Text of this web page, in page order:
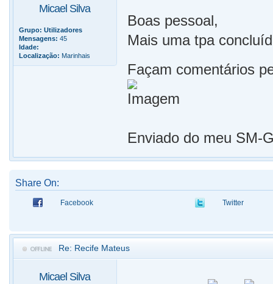
Micael Silva
Grupo: Utilizadores
Mensagens: 45
Idade:
Localização: Marinhais
Boas pessoal,
Mais uma tpa
Façam comentários
Enviado do meu SM-
Share On:
Facebook Twitter
Re: Recife Mateus
Micael Silva